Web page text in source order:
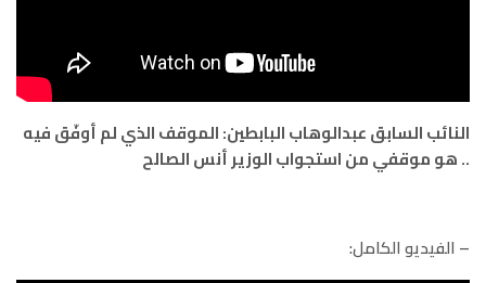
النائب السابق عبدالوهاب البابطين: الموقف الذي لم أوفّق فيه
.. هو موقفي من استجواب الوزير أنس الصالح
– الفيديو الكامل: